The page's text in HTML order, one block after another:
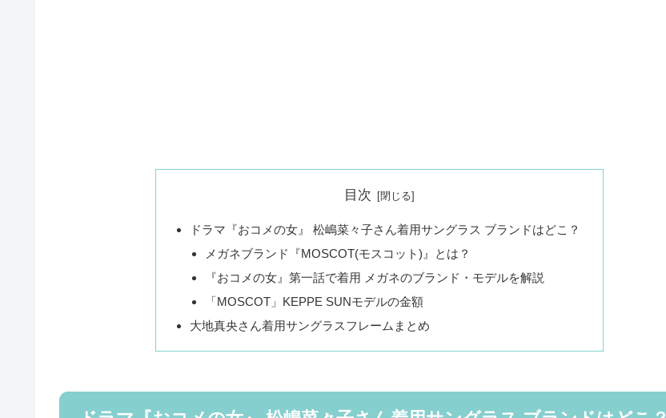
目次
ドラマ『おコメの女』 松嶋菜々子さん着用サングラス ブランドはどこ？
メガネブランド『MOSCOT(モスコット)』とは？
『おコメの女』第一話で着用 メガネのブランド・モデルを解説
「MOSCOT」KEPPE SUNモデルの金額
大地真央さん着用サングラスフレームまとめ